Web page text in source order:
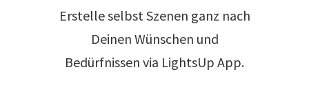
Erstelle selbst Szenen ganz nach
Deinen Wünschen und
Bedürfnissen via LightsUp App.